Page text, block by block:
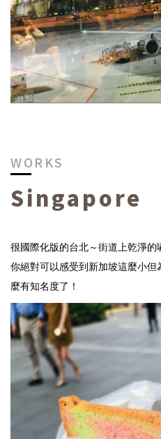
WORKS
Singapore
很國際化版的台北～街道上乾淨
你絕對可以感受到新加坡這麼小
麼有知名度了！